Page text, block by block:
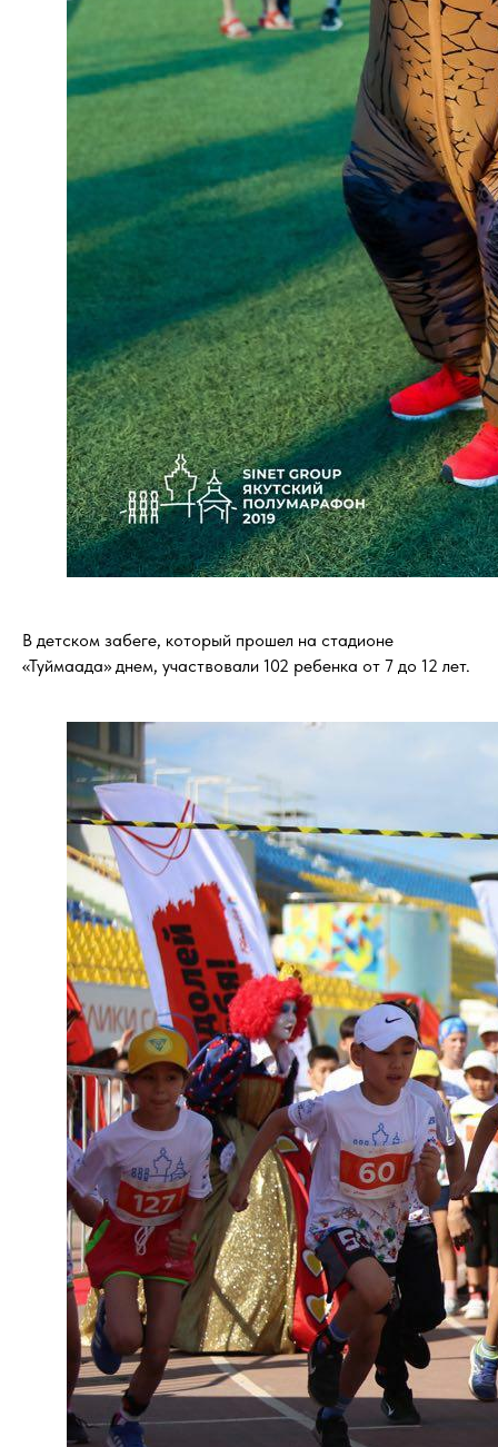
В детском забеге, который прошел на стадионе
«Туймаада» днем, участвовали 102 ребенка от 7 до 12 лет.